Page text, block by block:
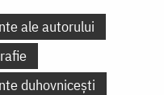
ale autorului
duhovnicești